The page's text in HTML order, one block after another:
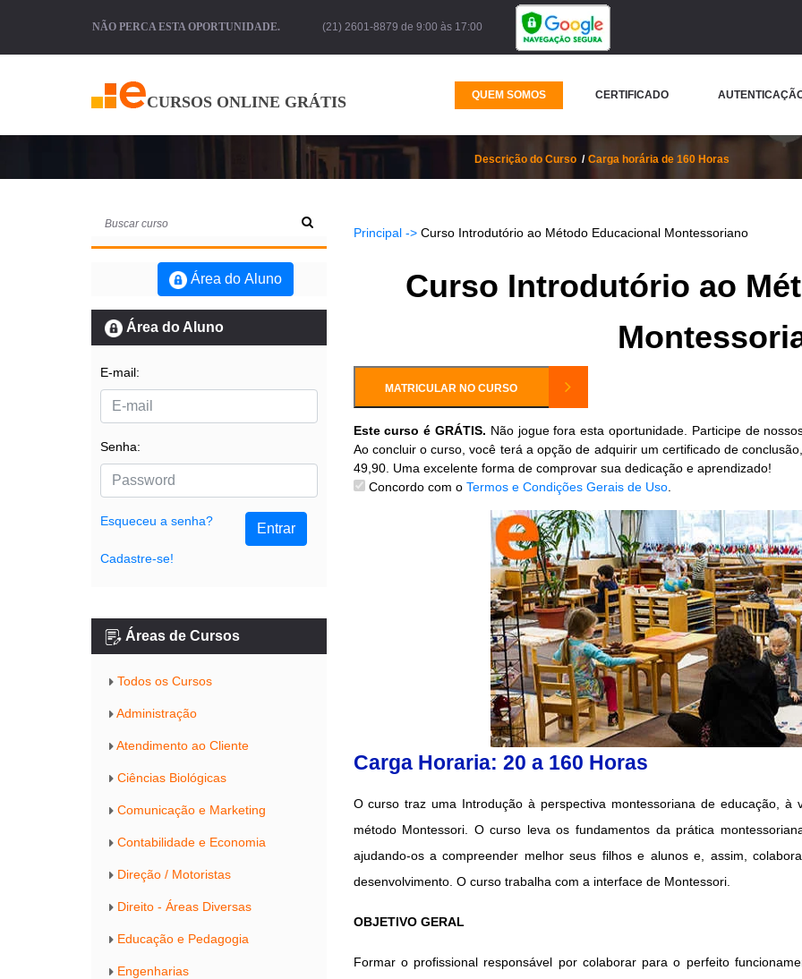
NÃO PERCA ESTA OPORTUNIDADE. (21) 2601-8879 de 9:00 às 17:00
CURSOS ONLINE GRÁTIS QUEM SOMOS CERTIFICADO
Descrição do Curso Carga horária de 160 Horas
Área do Aluno
Área do Aluno
E-mail:
Senha:
Esqueceu a senha?
Cadastre-se!
Entrar
Áreas de Cursos
Todos os Cursos
Administração
Atendimento ao Cliente
Ciências Biológicas
Comunicação e Marketing
Contabilidade e Economia
Direção / Motoristas
Direito - Áreas Diversas
Educação e Pedagogia
Engenharias
Principal ->Curso Introdutório ao Método Educacional Montessoriano
Curso Introdutório ao
MATRICULAR NO CURSO
Este curso é GRÁTIS. Não jogue fora esta oportunidade. Participe de
Ao concluir o curso, você terá a opção de adquirir um certificado de
49,90. Uma excelente forma de comprovar sua dedicação e aprendizado!
Concordo com o Termos e Condições Gerais de Uso.
Carga Horaria: 20 a 160 Horas
O curso traz uma Introdução à perspectiva montessoriana de educação,
método Montessori. O curso leva os fundamentos da prática
ajudando-os a compreender melhor seus filhos e alunos e, assim,
desenvolvimento. O curso trabalha com a interface de Montessori.
OBJETIVO GERAL
Formar o profissional responsável por colaborar para o perfeito